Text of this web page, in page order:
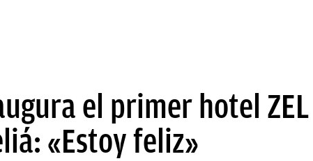
el primer hotel
«Estoy feliz»